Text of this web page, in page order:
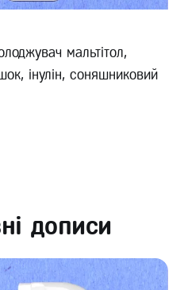
мальтітол,
інулін, соняшниковий
дописи